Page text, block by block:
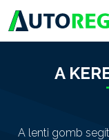
A
A lenti gomb